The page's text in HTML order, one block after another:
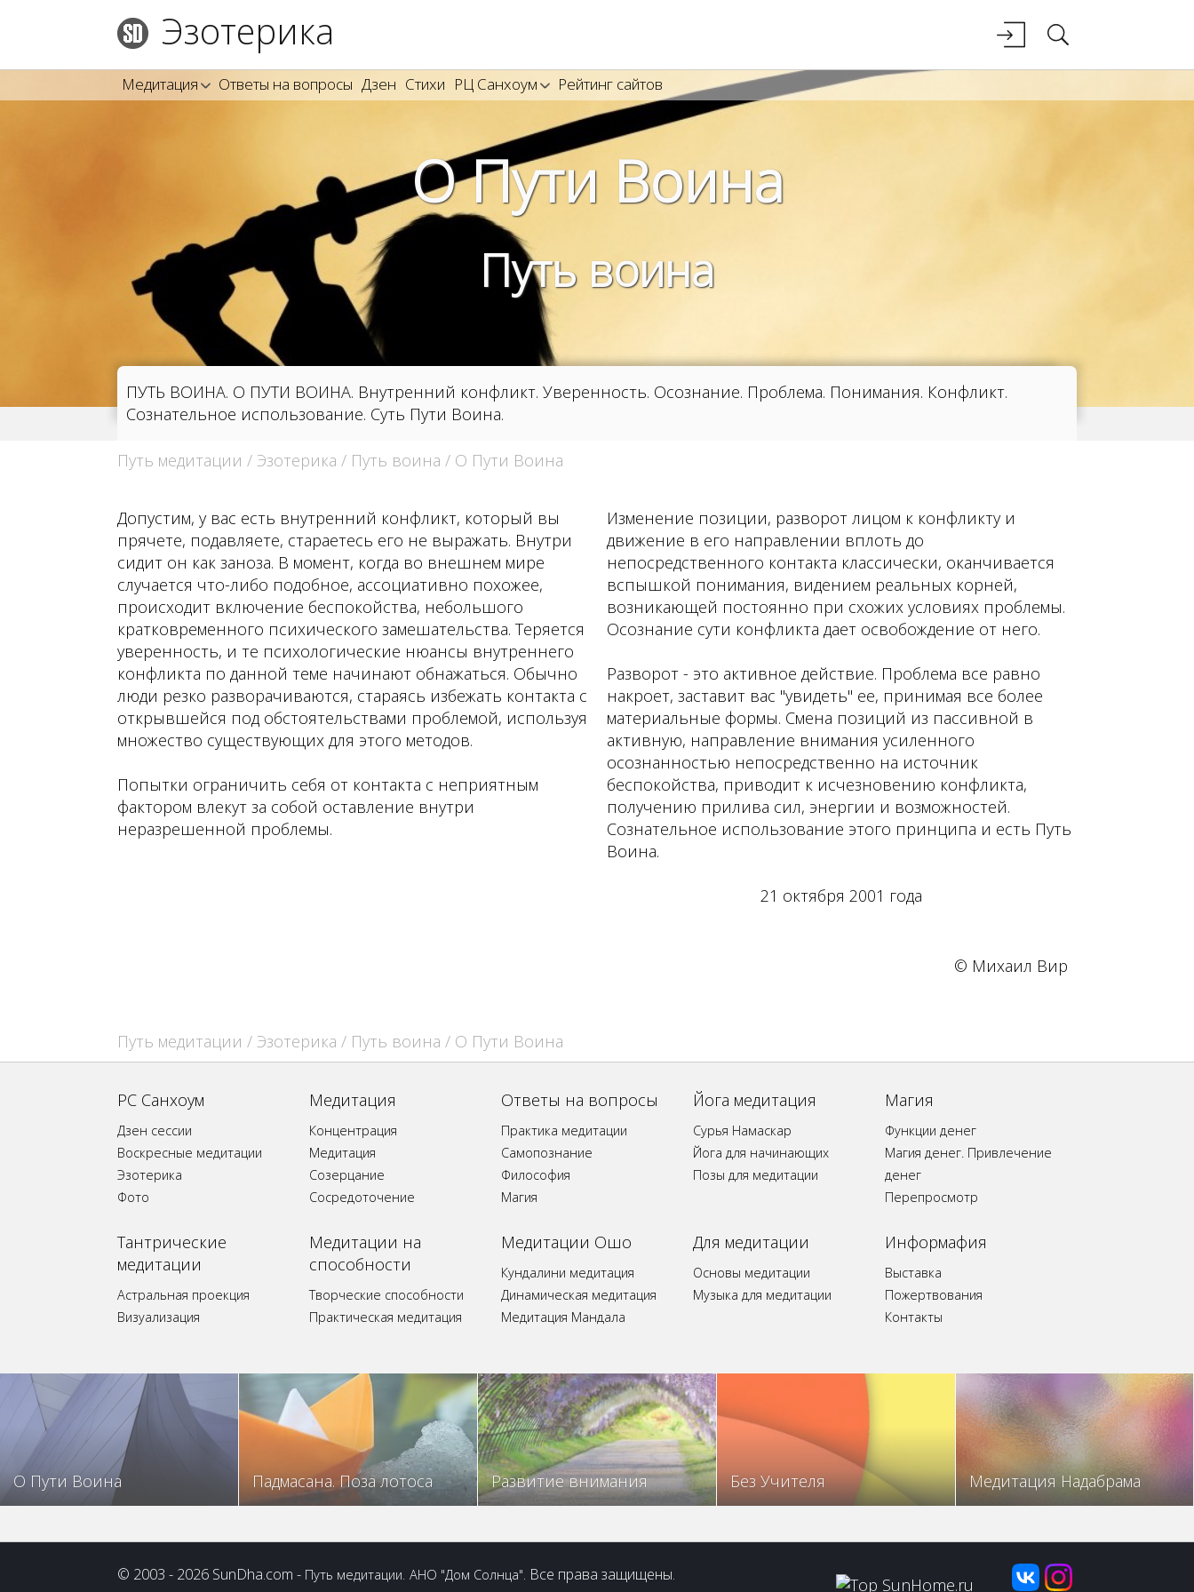
Эзотерика
Медитация Ответы на вопросы Дзен Стихи РЦ Санхоум Рейтинг сайтов
О Пути Воина
Путь воина
ПУТЬ ВОИНА. О ПУТИ ВОИНА. Внутренний конфликт. Уверенность. Осознание. Проблема. Понимания. Конфликт.
Сознательное использование. Суть Пути Воина.
Путь медитации / Эзотерика / Путь воина / О Пути Воина
Допустим, у вас есть внутренний конфликт, который вы
прячете, подавляете, стараетесь его не выражать. Внутри
сидит он как заноза. В момент, когда во внешнем мире
случается что-либо подобное, ассоциативно похожее,
происходит включение беспокойства, небольшого
кратковременного психического замешательства. Теряется
уверенность, и те психологические нюансы внутреннего
конфликта по данной теме начинают обнажаться. Обычно
люди резко разворачиваются, стараясь избежать контакта с
открывшейся под обстоятельствами проблемой, используя
множество существующих для этого методов.
Попытки ограничить себя от контакта с неприятным
фактором влекут за собой оставление внутри
неразрешенной проблемы.
Изменение позиции, разворот лицом к конфликту и
движение в его направлении вплоть до
непосредственного контакта классически, оканчивается
вспышкой понимания, видением реальных корней,
возникающей постоянно при схожих условиях проблемы.
Осознание сути конфликта дает освобождение от него.
Разворот - это активное действие. Проблема все равно
накроет, заставит вас "увидеть" ее, принимая все более
материальные формы. Смена позиций из пассивной в
активную, направление внимания усиленного
осознанностью непосредственно на источник
беспокойства, приводит к исчезновению конфликта,
получению прилива сил, энергии и возможностей.
Сознательное использование этого принципа и есть Путь
Воина.
21 октября 2001 года
© Михаил Вир
Путь медитации / Эзотерика / Путь воина / О Пути Воина
РС Санхоум
Дзен сессии
Воскресные медитации
Эзотерика
Фото
Медитация
Концентрация
Медитация
Созерцание
Сосредоточение
Ответы на вопросы
Практика медитации
Самопознание
Философия
Магия
Йога медитация
Сурья Намаскар
Йога для начинающих
Позы для медитации
Магия
Функции денег
Магия денег. Привлечение
денег
Перепросмотр
Tантрические
медитации
Астральная проекция
Визуализация
Медитации на
способности
Творческие способности
Практическая медитация
Медитации Ошо
Кундалини медитация
Динамическая медитация
Медитация Мандала
Для медитации
Основы медитации
Музыка для медитации
Информафия
Выставка
Пожертвования
Контакты
О Пути Воина Падмасана. Поза лотоса Развитие внимания Без Учителя Медитация Надабрама
© 2003 - 2026 SunDha.com - Путь медитации. АНО "Дом Солнца". Все права защищены.